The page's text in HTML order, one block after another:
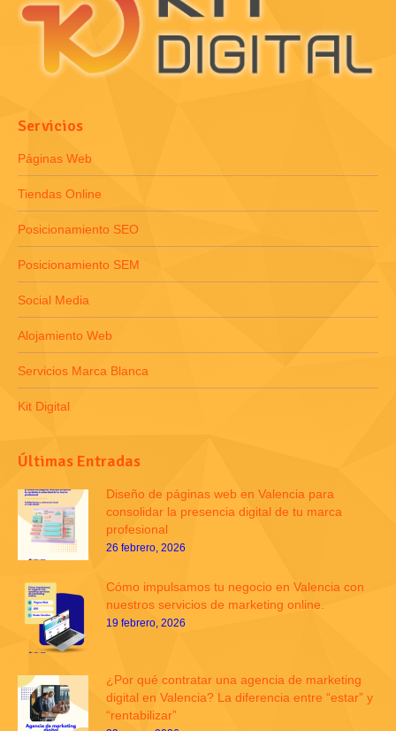
Servicios
Páginas Web
Tiendas Online
Posicionamiento SEO
Posicionamiento SEM
Social Media
Alojamiento Web
Servicios Marca Blanca
Kit Digital
Últimas Entradas
Diseño de páginas web en Valencia para
consolidar la presencia digital de tu marca
profesional
26 febrero, 2026
Cómo impulsamos tu negocio en Valencia con
nuestros servicios de marketing online.
19 febrero, 2026
¿Por qué contratar una agencia de marketing
digital en Valencia? La diferencia entre “estar” y
“rentabilizar”